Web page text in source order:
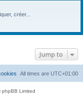
créer...
Jump to
All times are UTC+01:00
Limited